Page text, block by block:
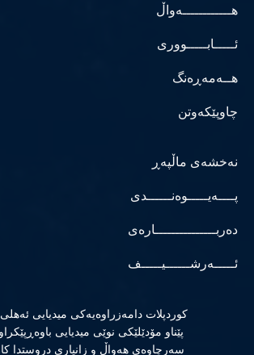
هــــــــــــەواڵ
ئـــــابـــــووری
هــەمەڕەنگ
چاوپێکەوتن
نەخشەی ماڵپەڕ
پــــەیـــــوەنــــــدی
دەربـــــــــــــــارەی
ئـــــەرشــــــیـــــف
كوردپلات دامەزراوەیەكی میدیایی ئەهلی
پێناو مۆدێلێكی نوێی میدیایی
سەرچاوەی هەواڵ و زانیاری دروستدا